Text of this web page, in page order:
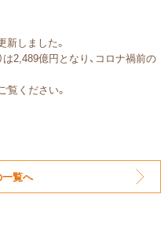
しました。
は2,489億円となり、コロナ禍前の
覧ください。
覧へ